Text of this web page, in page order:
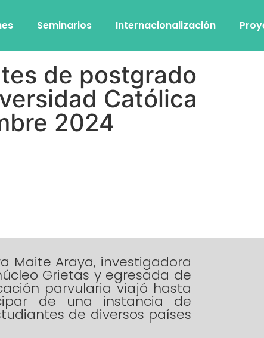
Seminarios Internacionalización
de postgrado
Católica
2024
Maite Araya, investigadora
Grietas y egresada de
parvularia viajó hasta
de una instancia de
de diversos países